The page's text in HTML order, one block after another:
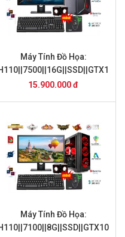
Máy Tính Đồ Họa:
15.900.000 đ
Máy Tính Đồ Họa: